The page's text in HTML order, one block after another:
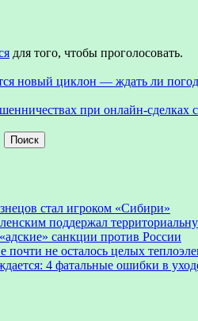
для того, чтобы проголосовать.
новый циклон — ждать ли
при онлайн-сделках
Поиск
стал игроком «Сибири»
поддержал
санкции против России
почти не осталось целых
4 фатальные ошибки в